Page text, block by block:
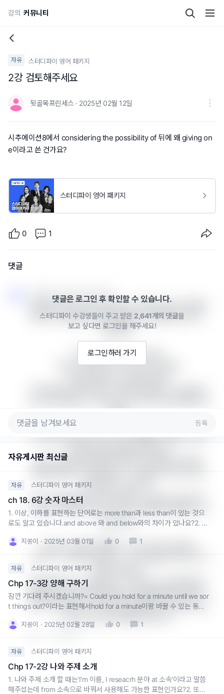
강의 커뮤니티
자유 스터디파이 영어 패키지
2강 검토해주세요
뒷골목프린세스 · 2025년 02월 12일
시추에이션8에서 considering the possibility of 뒤에 왜 giving on
e이라고 쓴 건가요?
스터디파이 영어 패키지
0 1
댓글
보통 영어에서 the possibility of 뒤에는 명사나 동명사
(동사에 ‑ing를 붙여 명사 역할을 하는 형태)가 옵니다.
예를 들어,
The possibility of success
The possibility of winning the game
of 뒤에는 명사(구)가 온다: 동사 원형을 그대로 쓰지 않
one은 ‘하나(어떤 대상)’을 가리키는 대명사로, 앞에서
럼 해석될 수 있습니다.
즉, “considering the possibility of giving one”은 직
역하면 “(무엇을) 하나 주는 것의 가능성을 고려한다” 정
도가 됩니다.
“giving”이 동명사 형태로 “~하는 것”을 나타내고,
나’를 의미합니다.
정리하자면, the possibility of 뒤에 ‘to give’처럼 동사
원형을 쓰지 않고, 동명사(giving) 형태로 써야 하며, 문
맥상 “무언가를 하나 주는(give) 행위”를 의미하므로 “gi
댓글은 로그인 후 확인할 수 있습니다.
스터디파이 수강생들이 주고 받은 2,641개의 댓글을
보고 싶다면 로그인을 해주세요!
로그인하러 가기
등록
자유게시판 최신글
자유 스터디파이 영어 패키지
ch 18. 6강 숫자 마스터
1. 이상, 이하를 표현하는 단어로는 more than과 less than이 있는 것으
로도 알고 있습니다.and above 와 and below와의 차이가 있나요?2. 9.
0.5= ten and a half똑같은 표현 같아 보이는데, '9.5%가 올랐다
지쏭이 2025년 03월 01일 0 1
자유 스터디파이 영어 패키지
Chp 17-3강 양해 구하기
잠깐 기다려 주시겠습니까?= Could you hold for a minute until we sor
t things out?이라는 표현해서hold for a minute이랑 바꿀 수 있는 동의
도 있나요?
지쏭이 2025년 02월 28일 0 1
자유 스터디파이 영어 패키지
Chp 17-2강 나와 주제 소개
1. 나와 주제 소개 할 때는'I'm 이름, I reseacrh 분야 at 소속'이라고 말씀
해주셨는데 from 소속으로 바꿔서 사용해도 가능한 표현인가요?2. 또한